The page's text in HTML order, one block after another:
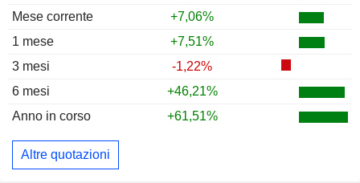
Mese corrente
+7,06%
1 mese
+7,51%
3 mesi
-1,22%
6 mesi
+46,21%
Anno in corso
+61,51%
Altre quotazioni